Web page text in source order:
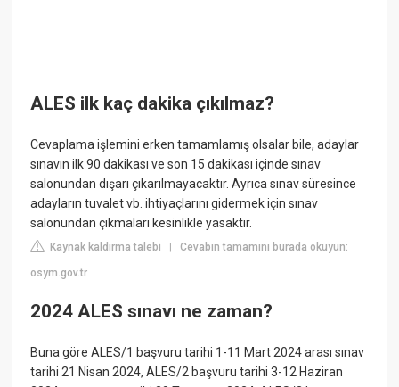
ALES ilk kaç dakika çıkılmaz?
Cevaplama işlemini erken tamamlamış olsalar bile, adaylar
sınavın ilk 90 dakikası ve son 15 dakikası içinde sınav
salonundan dışarı çıkarılmayacaktır. Ayrıca sınav süresince
adayların tuvalet vb. ihtiyaçlarını gidermek için sınav
salonundan çıkmaları kesinlikle yasaktır.
Kaynak kaldırma talebi |Cevabın tamamını burada okuyun:
osym.gov.tr
2024 ALES sınavı ne zaman?
Buna göre ALES/1 başvuru tarihi 1-11 Mart 2024 arası sınav
tarihi 21 Nisan 2024, ALES/2 başvuru tarihi 3-12 Haziran